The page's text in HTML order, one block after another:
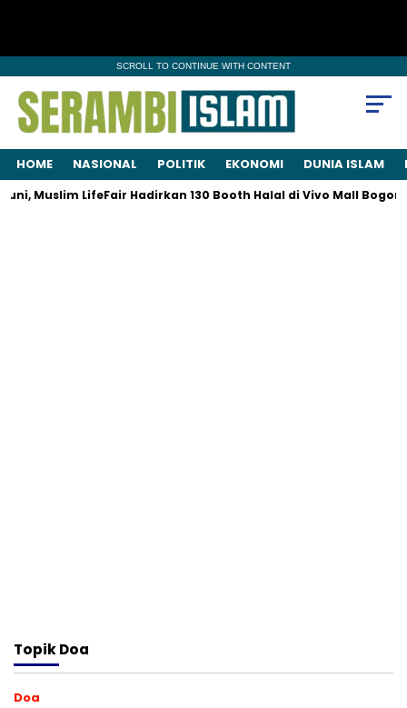
SCROLL TO CONTINUE WITH CONTENT
HOME NASIONAL POLITIK EKONOMI DUNIA ISLAM
Muslim LifeFair Hadirkan 130 Booth Halal di Vivo Mall Bogor
TopikDoa
Doa